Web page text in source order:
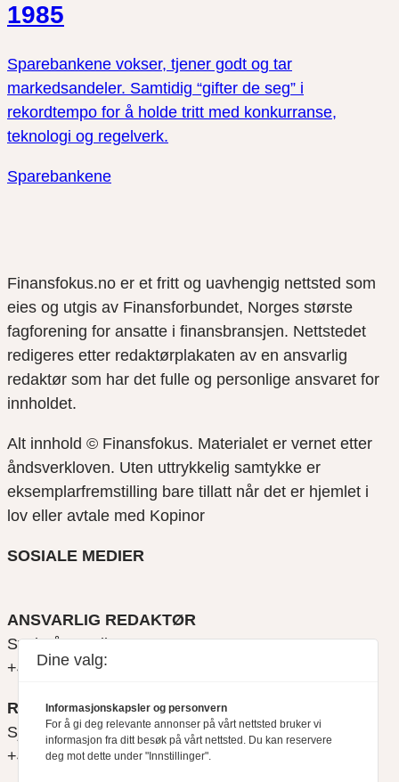
1985
Sparebankene vokser, tjener godt og tar
markedsandeler. Samtidig “gifter de seg” i
rekordtempo for å holde tritt med konkurranse,
teknologi og regelverk.
Sparebankene
Finansfokus.no er et fritt og uavhengig nettsted som
eies og utgis av Finansforbundet, Norges største
fagforening for ansatte i finansbransjen. Nettstedet
redigeres etter redaktørplakaten av en ansvarlig
redaktør som har det fulle og personlige ansvaret for
innholdet.
Alt innhold © Finansfokus. Materialet er vernet etter
åndsverkloven. Uten uttrykkelig samtykke er
eksemplarfremstilling bare tillatt når det er hjemlet i
lov eller avtale med Kopinor
SOSIALE MEDIER
ANSVARLIG REDAKTØR
Svein Åge Eriksen
+47 900 79 547
REDAKTØR
Sjur Anda
+47 470 34 460
Dine valg:
Informasjonskapsler og personvern
For å gi deg relevante annonser på vårt nettsted bruker vi
informasjon fra ditt besøk på vårt nettsted. Du kan reservere
deg mot dette under "Innstillinger".